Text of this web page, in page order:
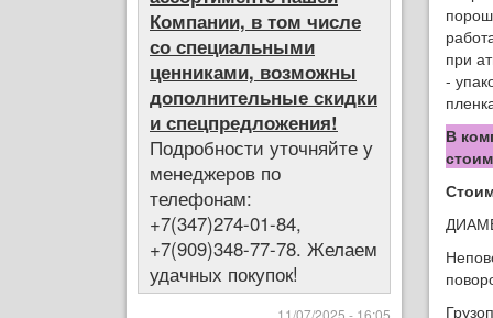
Компании, в том числе
со специальными
ценниками, возможны
дополнительные скидки
и спецпредложения!
Подробности уточняйте у
менеджеров по
телефонам:
+7(347)274-01-84,
+7(909)348-77-78. Желаем
удачных покупок!
11/07/2025 - 16:05
при
-
В